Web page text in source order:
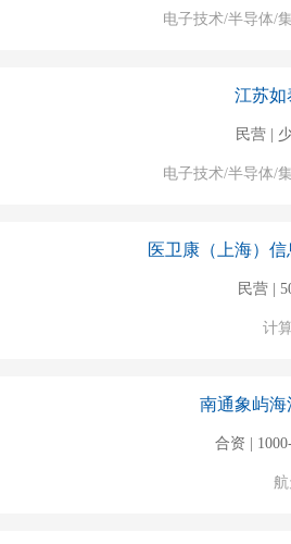
电子技术/半导体/
江苏如
民营 |
电子技术/半导体/
医卫康（上海）
民营 |
计
南通象屿海
合资 |